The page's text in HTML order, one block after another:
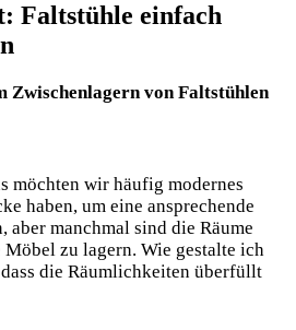
Faltstühle einfach‌
Zwischenlagern von Faltstühlen
​möchten ⁣wir häufig modernes
haben, um eine ⁢ansprechende
aber ​manchmal⁤ sind die Räume
zu‌ lagern. Wie gestalte ich
die Räumlichkeiten überfüllt